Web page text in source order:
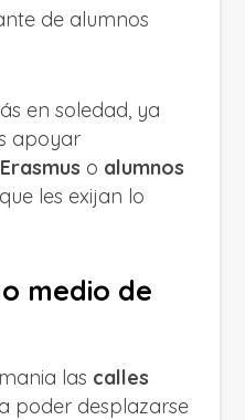
de alumnos
en soledad, ya
apoyar
Erasmus o alumnos
les exijan lo
medio de
las calles
poder desplazarse